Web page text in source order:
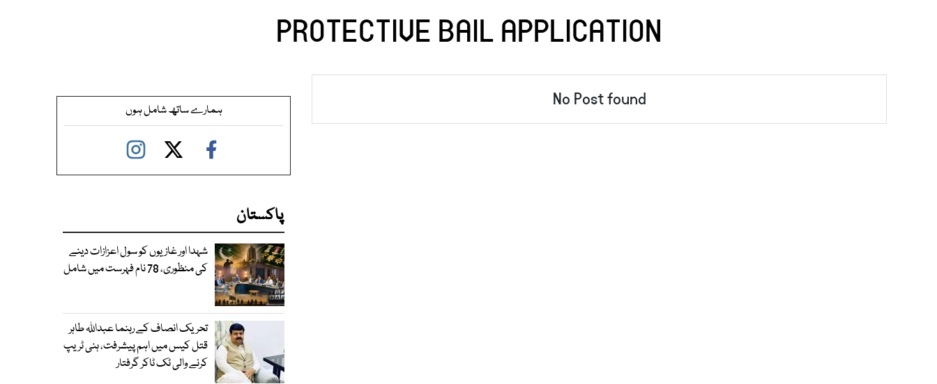
PROTECTIVE BAIL APPLICATION
No Post found ہمارے ساتھ شامل ہوں
پاکستان
شہدا اور غازیوں کو سول اعزازات دینے
کی منظوری، 78 نام فہرست میں شامل
تحریک انصاف کے رہنما عبداللہ طاہر
قتل کیس میں اہم پیشرفت، ہنی ٹریپ
کرنے والی ٹک ٹاکر گرفتار